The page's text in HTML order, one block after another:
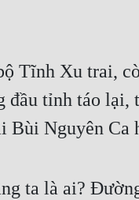
Tĩnh Xu trai,
đầu tỉnh táo lại,
Bùi Nguyên Ca
ta là ai?